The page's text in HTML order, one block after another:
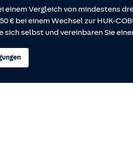
einem Vergleich von mindestens
€ bei einem Wechsel zur HUK-
sich selbst und vereinbaren Sie